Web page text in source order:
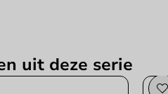
uit deze serie